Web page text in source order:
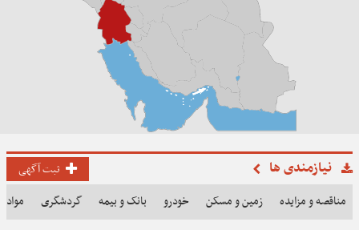
نیازمندی ها ثبت آگهی
مناقصه و مزایده زمین و مسکن خودرو بانک و بیمه گردشگری مواد